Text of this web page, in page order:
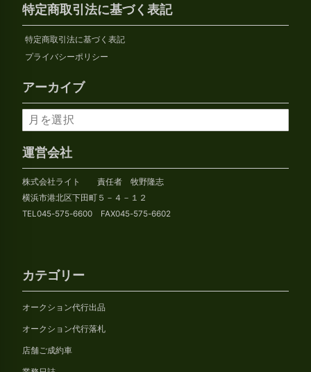
特定商取引法に基づく表記
特定商取引法に基づく表記
プライバシーポリシー
アーカイブ
ア
ー
カ
イ
ブ
運営会社
株式会社ライト 責任者 牧野隆志
横浜市港北区下田町５－４－１２
TEL045-575-6600 FAX045-575-6602
カテゴリー
オークション代行出品
オークション代行落札
店舗ご成約車